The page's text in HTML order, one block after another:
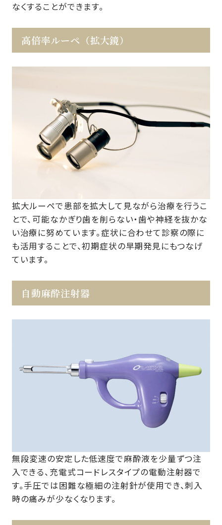
なくすることができます。
高倍率ルーペ（拡大鏡）
拡大ルーペで患部を拡大して見ながら治療を行うこ
とで、可能なかぎり歯を削らない・歯や神経を抜かな
い治療に努めています。症状に合わせて診察の際に
も活用することで、初期症状の早期発見にもつなげ
ています。
自動麻酔注射器
無段変速の安定した低速度で麻酔液を少量ずつ注
入できる、充電式コードレスタイプの電動注射器で
す。手圧では困難な極細の注射針が使用でき、刺入
時の痛みが少なくなります。